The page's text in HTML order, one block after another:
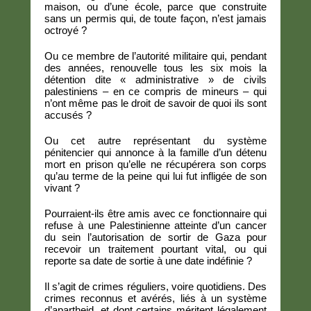
maison, ou d’une école, parce que construite
sans un permis qui, de toute façon, n’est jamais
octroyé ?
Ou ce membre de l’autorité militaire qui, pendant
des années, renouvelle tous les six mois la
détention dite « administrative » de civils
palestiniens – en ce compris de mineurs – qui
n’ont même pas le droit de savoir de quoi ils sont
accusés ?
Ou cet autre représentant du système
pénitencier qui annonce à la famille d’un détenu
mort en prison qu’elle ne récupérera son corps
qu’au terme de la peine qui lui fut infligée de son
vivant ?
Pourraient-ils être amis avec ce fonctionnaire qui
refuse à une Palestinienne atteinte d’un cancer
du sein l’autorisation de sortir de Gaza pour
recevoir un traitement pourtant vital, ou qui
reporte sa date de sortie à une date indéfinie ?
Il s’agit de crimes réguliers, voire quotidiens. Des
crimes reconnus et avérés, liés à un système